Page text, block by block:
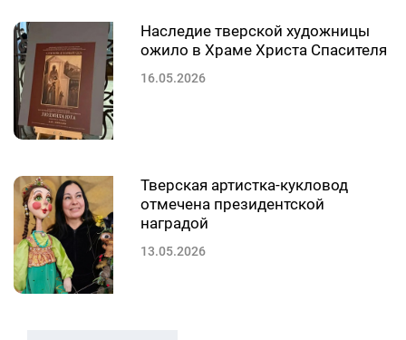
Наследие тверской художницы
ожило в Храме Христа Спасителя
16.05.2026
Тверская артистка-кукловод
отмечена президентской
наградой
13.05.2026